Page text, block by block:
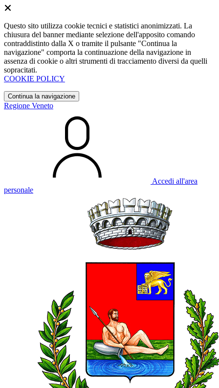
Questo sito utilizza cookie tecnici e statistici anonimizzati. La
chiusura del banner mediante selezione dell'apposito comando
contraddistinto dalla X o tramite il pulsante "Continua la
navigazione" comporta la continuazione della navigazione in
assenza di cookie o altri strumenti di tracciamento diversi da quelli
sopracitati.
COOKIE POLICY
Continua la navigazione
Regione Veneto
Accedi all'area
personale